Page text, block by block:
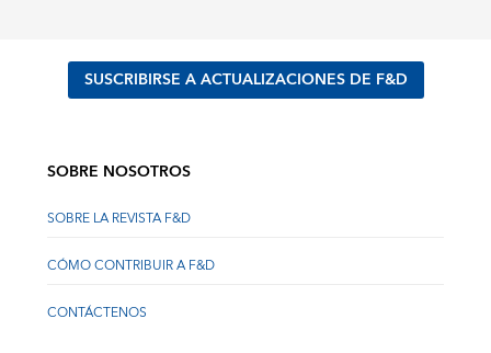
SUSCRIBIRSE A ACTUALIZACIONES DE F&D
SOBRE NOSOTROS
SOBRE LA REVISTA F&D
CÓMO CONTRIBUIR A F&D
CONTÁCTENOS